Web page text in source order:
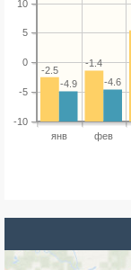
янв фев
-10
-5
0
5
10
-1.4
-2.5
-4.6
-4.9